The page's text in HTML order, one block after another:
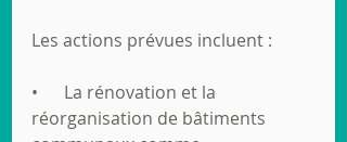
Les actions prévues incluent :
•      La rénovation et la
réorganisation de bâtiments